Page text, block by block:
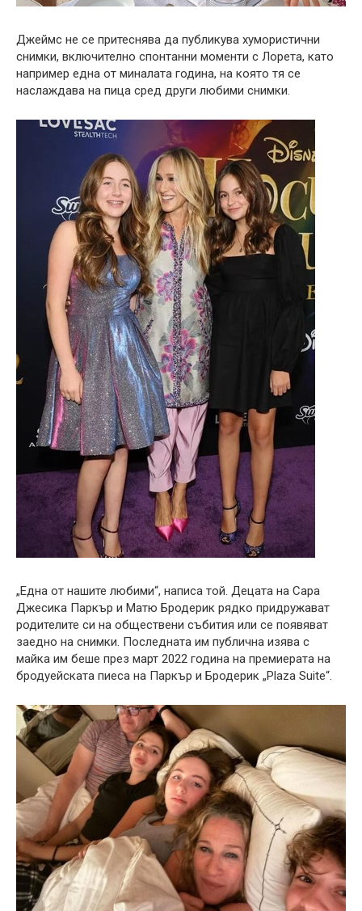
Джеймс не се притеснява да публикува хумористични
снимки, включително спонтанни моменти с Лорета, като
например една от миналата година, на която тя се
наслаждава на пица сред други любими снимки.
„Една от нашите любими“, написа той. Децата на Сара
Джесика Паркър и Матю Бродерик рядко придружават
родителите си на обществени събития или се появяват
заедно на снимки. Последната им публична изява с
майка им беше през март 2022 година на премиерата на
бродуейската пиеса на Паркър и Бродерик „Plaza Suite“.